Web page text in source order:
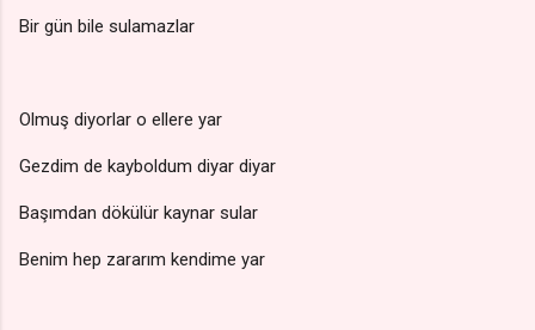
Bir gün bile sulamazlar
Olmuş diyorlar o ellere yar
Gezdim de kayboldum diyar diyar
Başımdan dökülür kaynar sular
Benim hep zararım kendime yar